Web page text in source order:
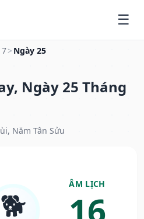
> Ngày 25
Ngày 25 Tháng
Năm Tân Sửu
🐕
ÂM LỊCH